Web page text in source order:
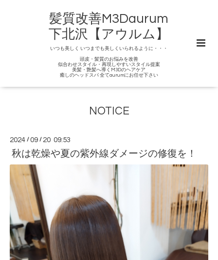
髪質改善M3Daurum
下北沢【アウルム】
いつも美しく いつまでも美しくいられるように・・・
頭皮・髪質のお悩みを改善
似合わせスタイル・再現しやすいスタイル提案
美髪・艶髪へ導くM3Dのヘアケア
癒しのヘッドスパ 全てaurumにお任せ下さい
NOTICE
2024 /09 / 20 09:53
秋は乾燥や夏の紫外線ダメージの修復を！